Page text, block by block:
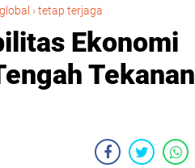
›tetap terjaga
Ekonomi
Tekanan